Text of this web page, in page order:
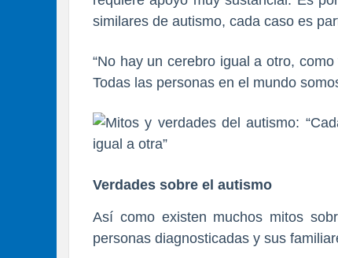
similares de autismo, cada caso es
“No hay un cerebro igual a otro,
Todas las personas en el mundo
Verdades sobre el autismo
Así como existen muchos mitos
personas diagnosticadas y sus